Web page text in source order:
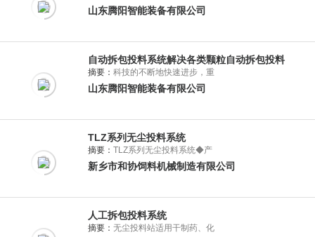
山东腾阳智能装备有限公司
自动拆包投料系统解决各类颗粒自动拆包投料
摘要： 科技的不断地快速进步，重
山东腾阳智能装备有限公司
TLZ系列无尘投料系统
摘要： TLZ系列无尘投料系统◆产
新乡市和协饲料机械制造有限公司
人工拆包投料系统
摘要： 无尘投料站适用干制药、化